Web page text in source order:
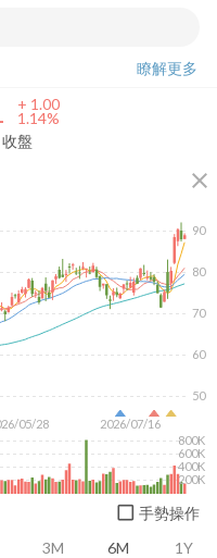
瞭解更多
+ 1.00
1.14%
盤
close
3M 6M 1Y
05/28 2026/07/16
50
60
70
80
90
200K
400K
600K
800K
手勢操作